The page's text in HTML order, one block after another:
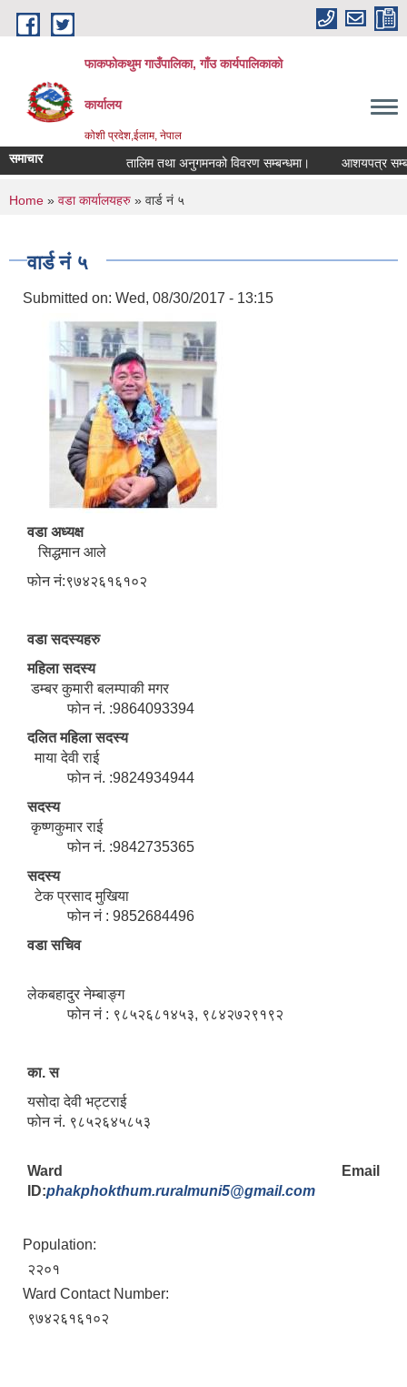
Skip to main content
फाकफोकथुम गाउँपालिका, गाँउ कार्यपालिकाको
कार्यालय
कोशी प्रदेश,ईलाम, नेपाल
समाचार तालिम तथा अनुगमनको विवरण सम्बन्धमा। आशयपत्र
You are here
Home » वडा कार्यालयहरु » वार्ड नं ५
वार्ड नं ५
Submitted on: Wed, 08/30/2017 - 13:15
वडा अध्यक्ष
सिद्धमान आले
फोन नं:९७४२६१६१०२
वडा सदस्यहरु
महिला सदस्य
डम्बर कुमारी बलम्पाकी मगर
फोन नं. :9864093394
दलित महिला सदस्य
माया देवी राई
फोन नं. :9824934944
सदस्य
कृष्णकुमार राई
फोन नं. :9842735365
सदस्य
टेक प्रसाद मुखिया
फोन नं : 9852684496
वडा सचिव
लेकबहादुर नेम्बाङ्ग
फोन नं : ९८५२६८१४५३, ९८४२७२९१९२
का. स
यसोदा देवी भट्टराई
फोन नं. ९८५२६४५८५३
Ward Email
ID:phakphokthum.ruralmuni5@gmail.com
Population:
२२०१
Ward Contact Number:
९७४२६१६१०२